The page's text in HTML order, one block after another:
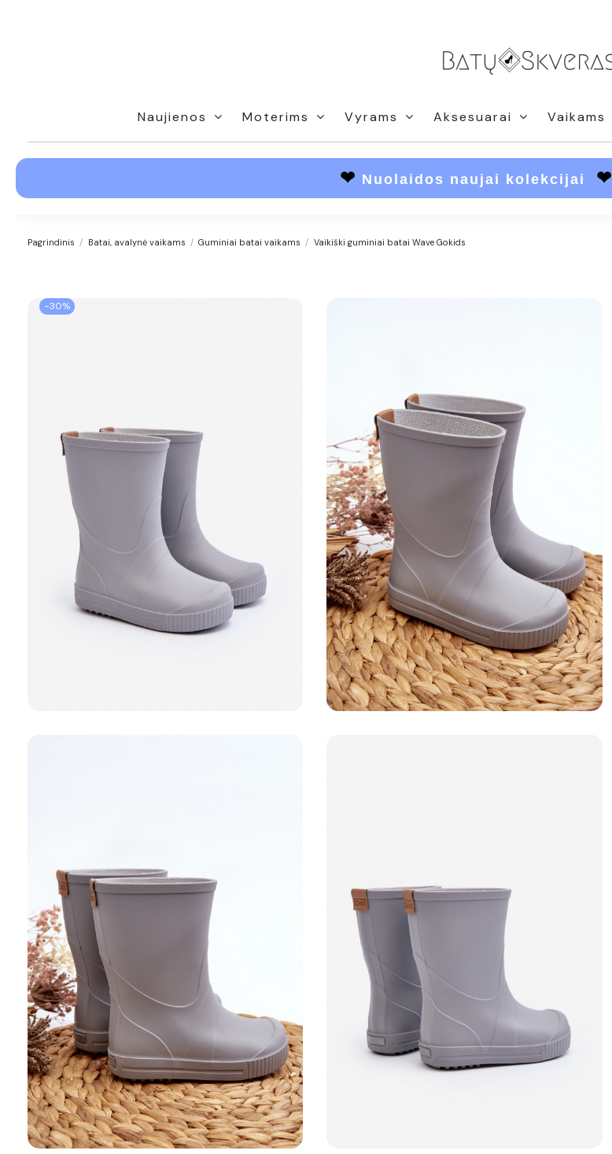
Naujienos Moterims Vyrams Aksesuarai Vaikams
❤ Nuolaidos naujai kolekcijai ❤
Pagrindinis Batai, avalynė vaikams Guminiai batai vaikams Vaikiški guminiai batai Wave Gokids
−30%